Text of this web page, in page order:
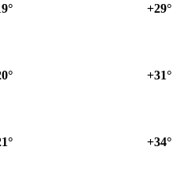
+29°
+31°
+34°